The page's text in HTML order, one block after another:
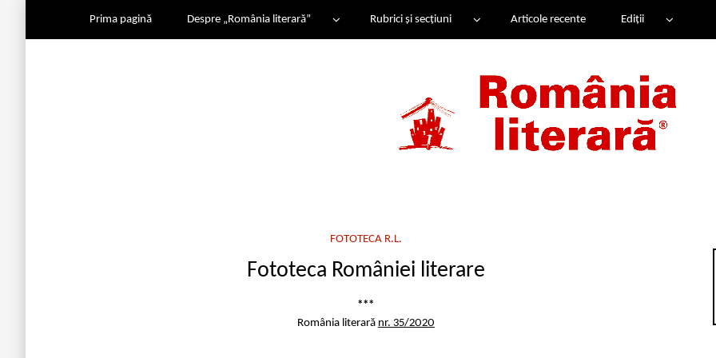
Prima pagină Despre „România literară” Rubrici și secțiuni Articole recente Ediții
FOTOTECA R.L.
Fototeca României literare
***
România literară nr. 35/2020